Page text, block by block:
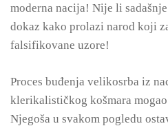
moderna nacija! Nije li
dokaz kako prolazi narod koji
falsifikovane uzore!
Proces buđenja velikosrba iz
klerikalističkog košmara
Njegoša u svakom pogledu